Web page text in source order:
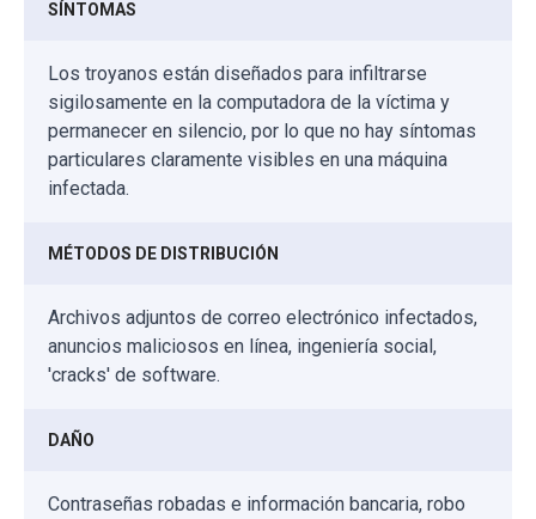
SÍNTOMAS
Los troyanos están diseñados para infiltrarse
sigilosamente en la computadora de la víctima y
permanecer en silencio, por lo que no hay síntomas
particulares claramente visibles en una máquina
infectada.
MÉTODOS DE DISTRIBUCIÓN
Archivos adjuntos de correo electrónico infectados,
anuncios maliciosos en línea, ingeniería social,
'cracks' de software.
DAÑO
Contraseñas robadas e información bancaria, robo